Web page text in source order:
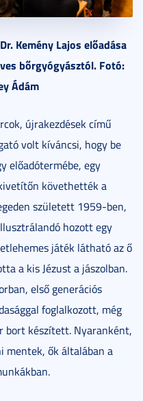
Kemény Lajos előadása
bőrgyógyásztól. Fotó:
Ádám
újrakezdések című
volt kíváncsi, hogy be
előadótermébe, egy
követhették a
született 1959-ben,
hozott egy
játék látható az ő
a kis Jézust a jászolban.
első generációs
foglalkozott, még
bort készített. Nyaranként,
mentek, ők általában a